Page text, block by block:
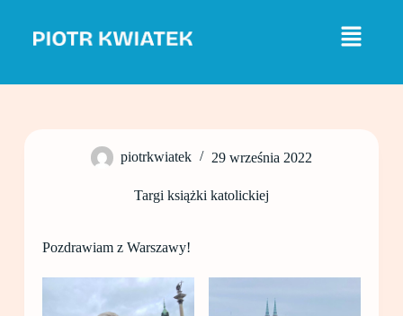
j
piotrkwiatek 29 września 2022
Targi książki katolickiej
Pozdrawiam z Warszawy!